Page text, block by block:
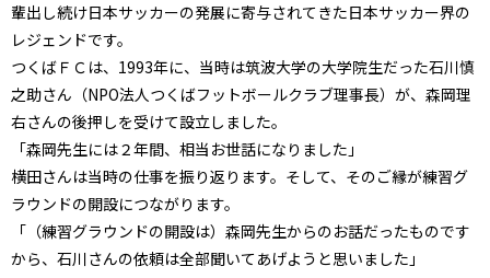
輩出し続け日本サッカーの発展に寄与されてきた日本サッカー界の
レジェンドです。
つくばＦＣは、1993年に、当時は筑波大学の大学院生だった石川慎
之助さん（NPO法人つくばフットボールクラブ理事長）が、森岡理
右さんの後押しを受けて設立しました。
「森岡先生には２年間、相当お世話になりました」
横田さんは当時の仕事を振り返ります。そして、そのご縁が練習グ
ラウンドの開設につながります。
「（練習グラウンドの開設は）森岡先生からのお話だったものです
から、石川さんの依頼は全部聞いてあげようと思いました」